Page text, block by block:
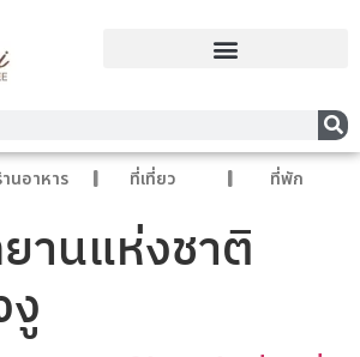
านอาหาร ที่เที่ยว ที่พัก
านแห่งชาติ